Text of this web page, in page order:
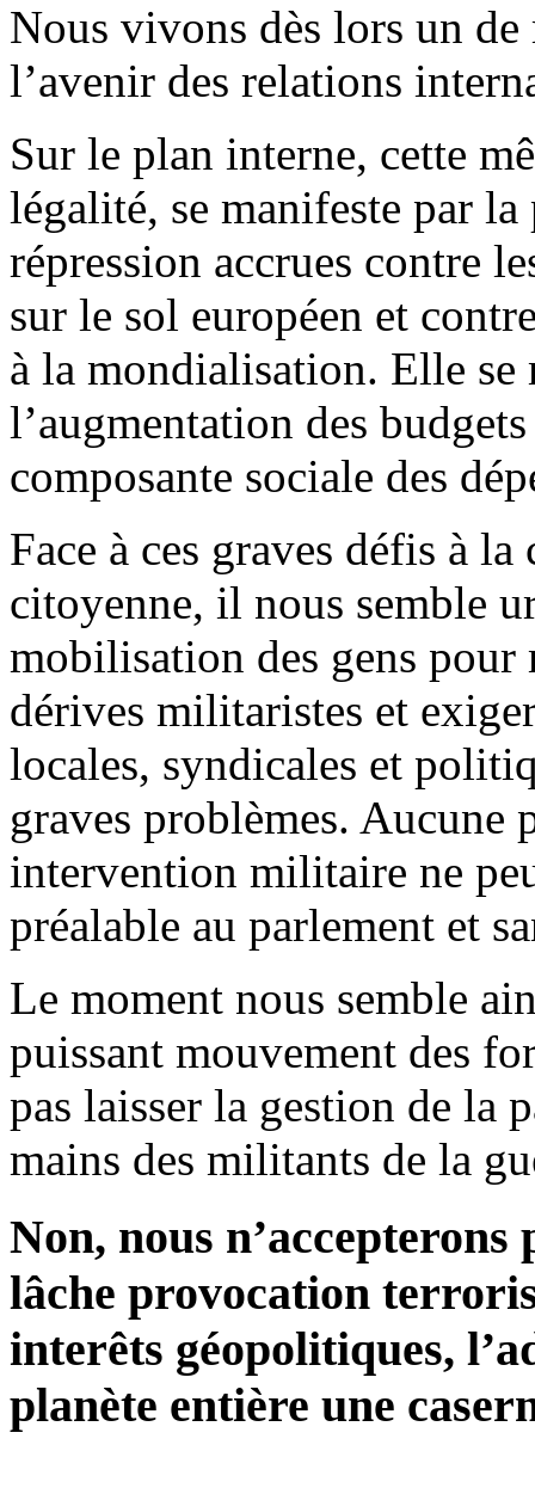
Nous vivons dès lors un
l’avenir des relations
Sur le plan interne, cette
légalité, se manifeste par
répression accrues contre
sur le sol européen et
à la mondialisation. Elle se
l’augmentation des
composante sociale des
Face à ces graves défis à
citoyenne, il nous semble
mobilisation des gens pour
dérives militaristes et
locales, syndicales et
graves problèmes. Aucune
intervention militaire ne
préalable au parlement et
Le moment nous semble
puissant mouvement des
pas laisser la gestion de la
mains des militants de la
Non, nous n’accepterons
lâche provocation
interêts géopolitiques,
planète entière une